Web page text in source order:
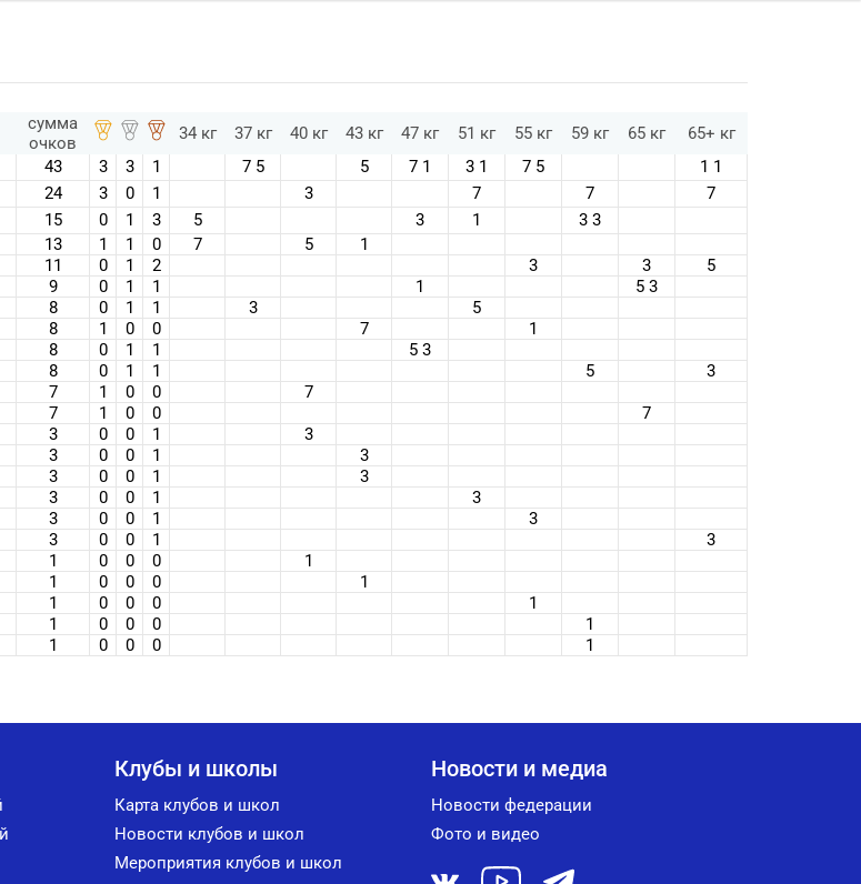
сумма
очков
34 кг 37 кг 40 кг 43 кг 47 кг 51 кг 55 кг 59 кг 65 кг
65+ кг
43 3 3 1 7 5 5 7 1 3 1 7 5
1 1
24 3 0 1 3 7 7
7
15 0 1 3 5 3 1 3 3
13 1 1 0 7 5 1
11 0 1 2 3 3 5
9 0 1 1 1 5 3
8 0 1 1 3 5
8 1 0 0 7 1
8 0 1 1 5 3
8 0 1 1 5 3
7 1 0 0 7
7 1 0 0 7
3 0 0 1 3
3 0 0 1 3
3 0 0 1 3
3 0 0 1 3
3 0 0 1 3
3 0 0 1 3
1 0 0 0 1
1 0 0 0 1
1 0 0 0 1
1 0 0 0 1
1 0 0 0 1
Клубы и школы
Карта клубов и школ
Новости клубов и школ
Мероприятия клубов и школ
Новости и медиа
Новости федерации
Фото и видео